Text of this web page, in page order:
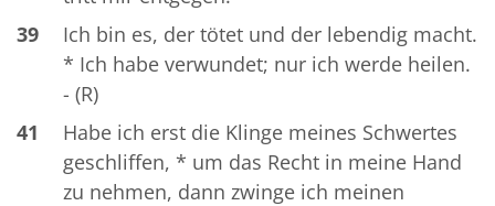
39
Ich bin es, der tötet und der lebendig macht.
* Ich habe verwundet; nur ich werde heilen.
- (R)
41
Habe ich erst die Klinge meines Schwertes
geschliffen, * um das Recht in meine Hand
zu nehmen, dann zwinge ich meinen